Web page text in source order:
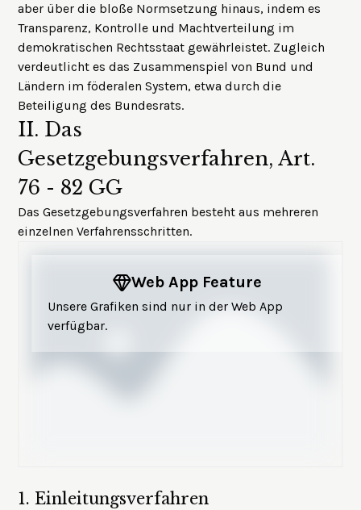
aber über die bloße Normsetzung hinaus, indem es
Transparenz, Kontrolle und Machtverteilung im
demokratischen Rechtsstaat gewährleistet. Zugleich
verdeutlicht es das Zusammenspiel von Bund und
Ländern im föderalen System, etwa durch die
Beteiligung des Bundesrats.
II. Das
Gesetzgebungsverfahren, Art.
76 - 82 GG
Das Gesetzgebungsverfahren besteht aus mehreren
einzelnen Verfahrensschritten.
Web App Feature
Unsere Grafiken sind nur in der Web App
verfügbar.
1. Einleitungsverfahren